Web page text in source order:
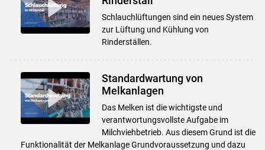
Schlauchlüftungen sind ein neues System
zur Lüftung und Kühlung von
Rinderställen.
Standardwartung von
Melkanlagen
Das Melken ist die wichtigste und
verantwortungsvollste Aufgabe im
Milchviehbetrieb. Aus diesem Grund ist die
Funktionalität der Melkanlage Grundvoraussetzung und dazu